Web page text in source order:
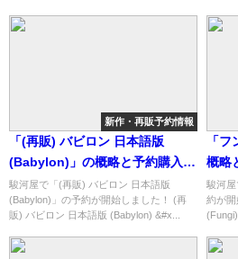
新作・再販予約情報
「(再販) バビロン 日本語版
(Babylon)」の概略と予約購入可
能なショップ紹介！
駿河屋で「(再販) バビロン 日本語版
(Babylon)」の予約が開始しました！ (再
販) バビロン 日本語版 (Babylon) &#x...
「
概略
紹介
駿河
約が